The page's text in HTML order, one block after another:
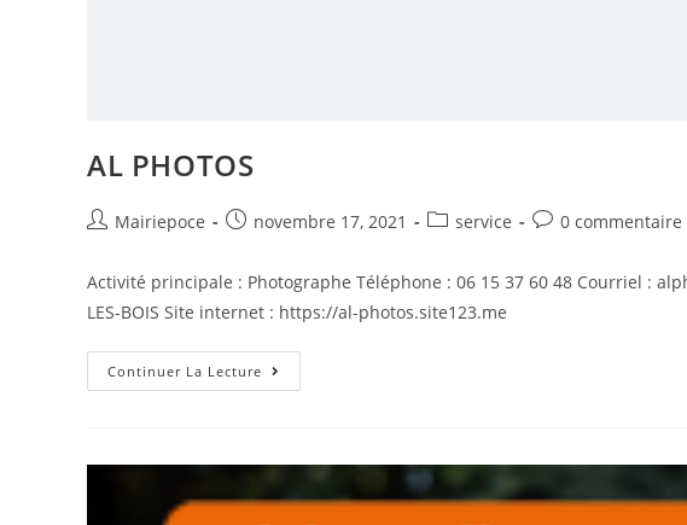
AL PHOTOS
Mairiepoce novembre 17, 2021 service 0 commentaire
Activité principale : Photographe Téléphone : 06 15 37 60 48 Courriel :
LES-BOIS Site internet : https://al-photos.site123.me
Continuer La Lecture